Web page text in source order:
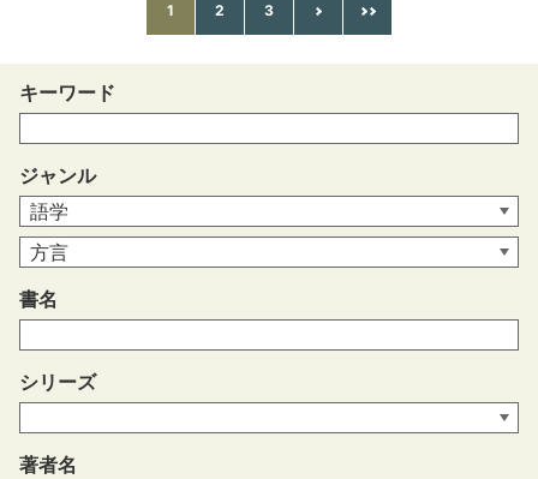
1 2 3
キーワード
ジャンル
書名
シリーズ
著者名